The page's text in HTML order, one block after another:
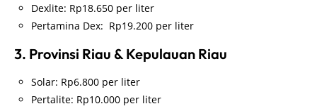
Dexlite: Rp18.650 per liter
Pertamina Dex: Rp19.200 per liter
3. Provinsi Riau & Kepulauan Riau
Solar: Rp6.800 per liter
Pertalite: Rp10.000 per liter